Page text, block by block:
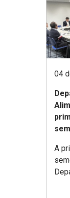
04
A